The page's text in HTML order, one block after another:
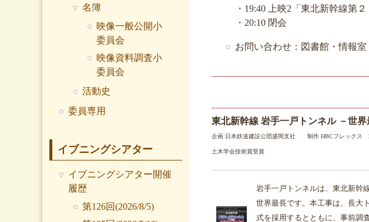
名簿
映像一般公開小
委員会
映像資料調査小
委員会
活動史
委員専用
イブニングシアター
イブニングシアター開催
履歴
第126回(2026/8/5)
・19:40 上映2「東北新幹線第
・20:10 閉会
お問い合わせ：図書館・情報室
東北新幹線 岩手一戸トンネル －世
企画 日本鉄道建設公団盛岡支社 制作 HBCフレックス
土木学会技術賞受賞
岩手一戸トンネルは、東北新幹
世界最長です。本工事は、長大
式を採用するとともに、事前調